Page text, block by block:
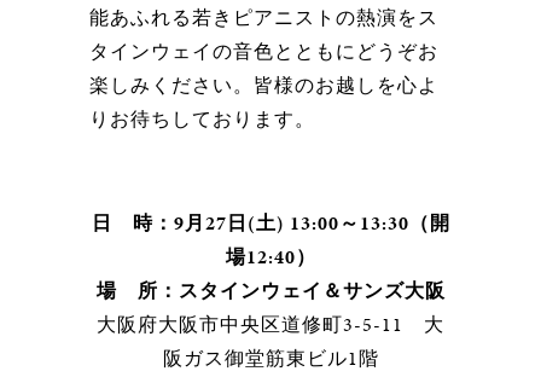
能あふれる若きピアニストの熱演をス
タインウェイの音色とともにどうぞお
楽しみください。皆様のお越しを心よ
りお待ちしております。
日 時：9月27日(土) 13:00～13:30（開
場12:40）
場 所：スタインウェイ＆サンズ大阪
大阪府大阪市中央区道修町3-5-11 大
阪ガス御堂筋東ビル1階